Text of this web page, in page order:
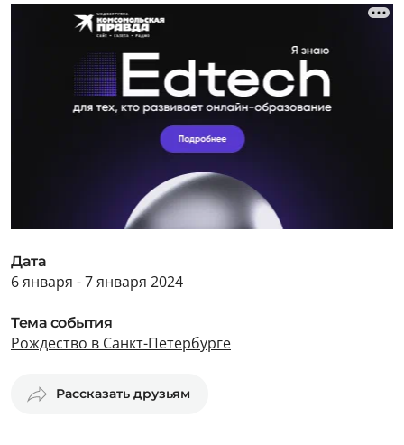
Дата
6 января - 7 января 2024
Тема события
Рождество в Санкт-Петербурге
Рассказать друзьям